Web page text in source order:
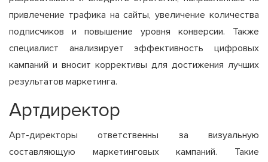
привлечение трафика на сайты, увеличение количества
подписчиков и повышение уровня конверсии. Также
специалист анализирует эффективность цифровых
кампаний и вносит коррективы для достижения лучших
результатов маркетинга.
Артдиректор
Арт-директоры ответственны за визуальную
составляющую маркетинговых кампаний. Такие